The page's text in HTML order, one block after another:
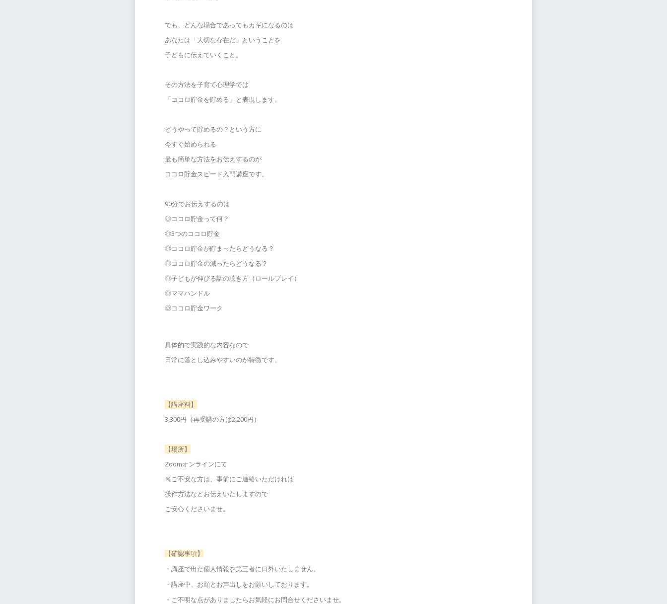
でも、どんな場合であってもカギになるのは
あなたは「大切な存在だ」ということを
子どもに伝えていくこと。
その方法を子育て心理学では
「ココロ貯金を貯める」と表現します。
どうやって貯めるの？という方に
今すぐ始められる
最も簡単な方法をお伝えするのが
ココロ貯金スピード入門講座です。
90分でお伝えするのは
◎ココロ貯金って何？
◎3つのココロ貯金
◎ココロ貯金が貯まったらどうなる？
◎ココロ貯金の減ったらどうなる？
◎子どもが伸びる話の聴き方（ロールプレイ）
◎ママハンドル
◎ココロ貯金ワーク
具体的で実践的な内容なので
日常に落とし込みやすいのが特徴です。
【講座料】
3,300円（再受講の方は2,200円）
【場所】
Zoomオンラインにて
※ご不安な方は、事前にご連絡いただければ
操作方法などお伝えいたしますので
ご安心くださいませ。
【確認事項】
・講座で出た個人情報を第三者に口外いたしません。
・講座中、お顔とお声出しをお願いしております。
・ご不明な点がありましたら お気軽にお問合せくださいませ。